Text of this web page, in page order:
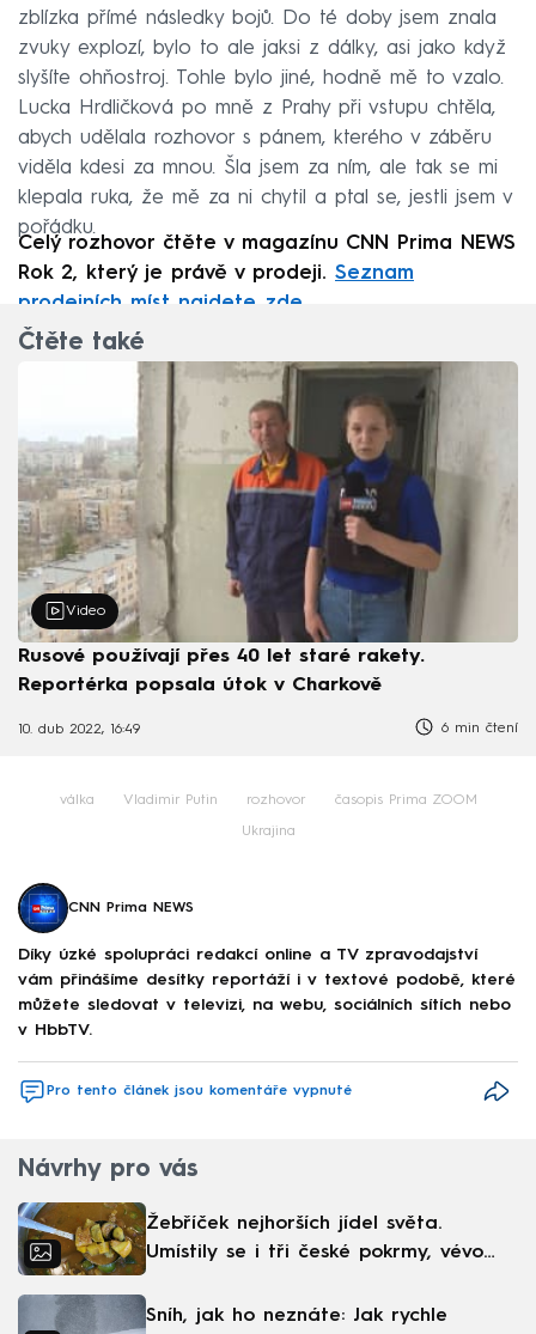
zblízka přímé následky bojů. Do té doby jsem znala
zvuky explozí, bylo to ale jaksi z dálky, asi jako když
slyšíte ohňostroj. Tohle bylo jiné, hodně mě to vzalo.
Lucka Hrdličková po mně z Prahy při vstupu chtěla,
abych udělala rozhovor s pánem, kterého v záběru
viděla kdesi za mnou. Šla jsem za ním, ale tak se mi
klepala ruka, že mě za ni chytil a ptal se, jestli jsem v
pořádku.
Celý rozhovor čtěte v magazínu CNN Prima NEWS
Rok 2, který je právě v prodeji. Seznam
prodejních míst najdete zde.
Čtěte také
Video
Rusové používají přes 40 let staré rakety.
Reportérka popsala útok v Charkově
10. dub 2022, 16:49 6 min čtení
válka Vladimir Putin rozhovor časopis Prima ZOOM
Ukrajina
CNN Prima NEWS
Díky úzké spolupráci redakcí online a TV zpravodajství
vám přinášíme desítky reportáží i v textové podobě, které
můžete sledovat v televizi, na webu, sociálních sítích nebo
v HbbTV.
Pro tento článek jsou komentáře vypnuté
Návrhy pro vás
Žebříček nejhorších jídel světa.
Umístily se i tři české pokrmy, vévodí
Sníh, jak ho neznáte: Jak rychle